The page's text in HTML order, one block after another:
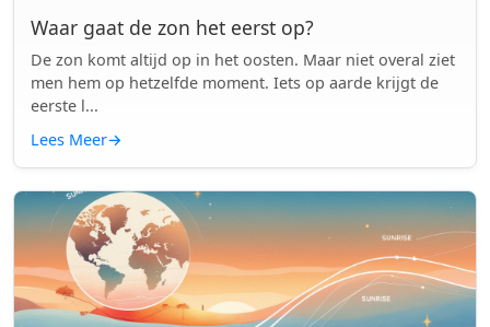
Waar gaat de zon het eerst op?
De zon komt altijd op in het oosten. Maar niet overal ziet
men hem op hetzelfde moment. Iets op aarde krijgt de
eerste l...
Lees Meer→